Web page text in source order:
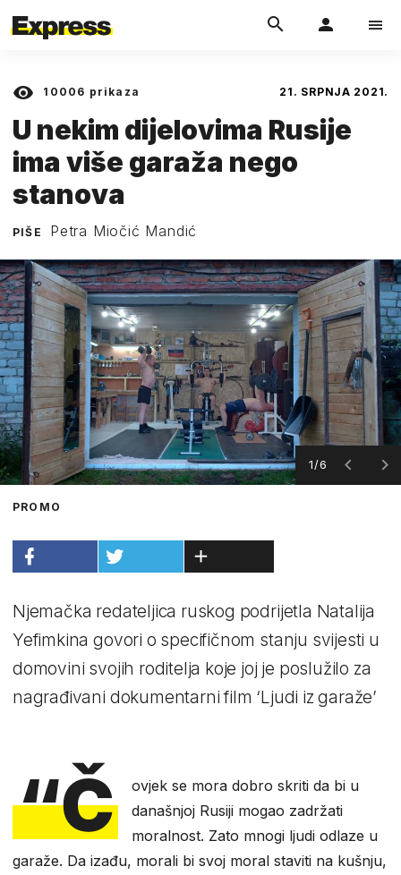
10006 prikaza 21. SRPNJA 2021.
U nekim dijelovima Rusije
ima više garaža nego
stanova
PIŠE Petra Miočić Mandić
1/6
PROMO
Njemačka redateljica ruskog podrijetla Natalija
Yefimkina govori o specifičnom stanju svijesti u
domovini svojih roditelja koje joj je poslužilo za
nagrađivani dokumentarni film ‘Ljudi iz garaže’
“Č
ovjek se mora dobro skriti da bi u
današnjoj Rusiji mogao zadržati
moralnost. Zato mnogi ljudi odlaze u
garaže. Da izađu, morali bi svoj moral staviti na kušnju,